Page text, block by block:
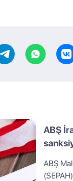
ABŞ
ABŞ